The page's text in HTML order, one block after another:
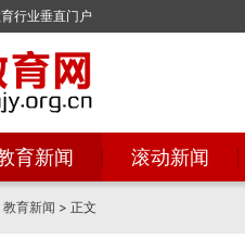
行业垂直门户
育新闻 滚动新闻
教育新闻 > 正文